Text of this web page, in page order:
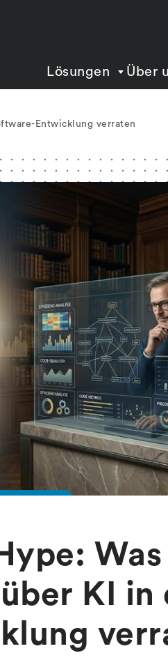
Lösungen
Über
Entwicklung verraten
Was
KI in